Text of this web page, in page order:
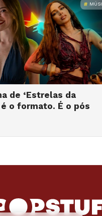
de ‘Estrelas da
é o formato. É o pós